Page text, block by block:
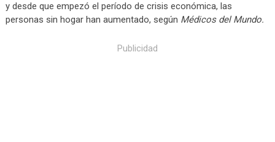
y desde que empezó el período de crisis económica, las
personas sin hogar han aumentado, según Médicos del Mundo.
Publicidad